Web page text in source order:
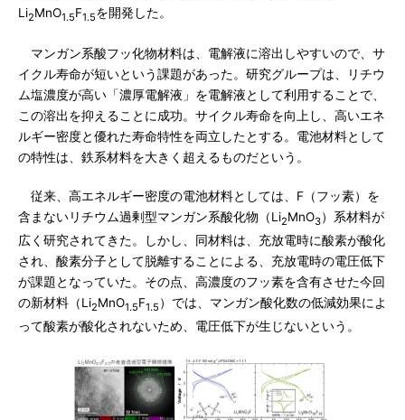
Li2MnO1.5F1.5を開発した。
マンガン系酸フッ化物材料は、電解液に溶出しやすいので、サ
イクル寿命が短いという課題があった。研究グループは、リチウ
ム塩濃度が高い「濃厚電解液」を電解液として利用することで、
この溶出を抑えることに成功。サイクル寿命を向上し、高いエネ
ルギー密度と優れた寿命特性を両立したとする。電池材料として
の特性は、鉄系材料を大きく超えるものだという。
従来、高エネルギー密度の電池材料としては、F（フッ素）を
含まないリチウム過剰型マンガン系酸化物（Li2MnO3）系材料が
広く研究されてきた。しかし、同材料は、充放電時に酸素が酸化
され、酸素分子として脱離することによる、充放電時の電圧低下
が課題となっていた。その点、高濃度のフッ素を含有させた今回
の新材料（Li2MnO1.5F1.5 ）では、マンガン酸化数の低減効果によ
って酸素が酸化されないため、電圧低下が生じないという。